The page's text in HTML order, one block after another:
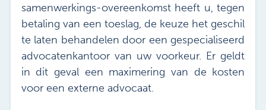
samenwerkings-overeenkomst heeft u, tegen
betaling van een toeslag, de keuze het geschil
te laten behandelen door een gespecialiseerd
advocatenkantoor van uw voorkeur. Er geldt
in dit geval een maximering van de kosten
voor een externe advocaat.